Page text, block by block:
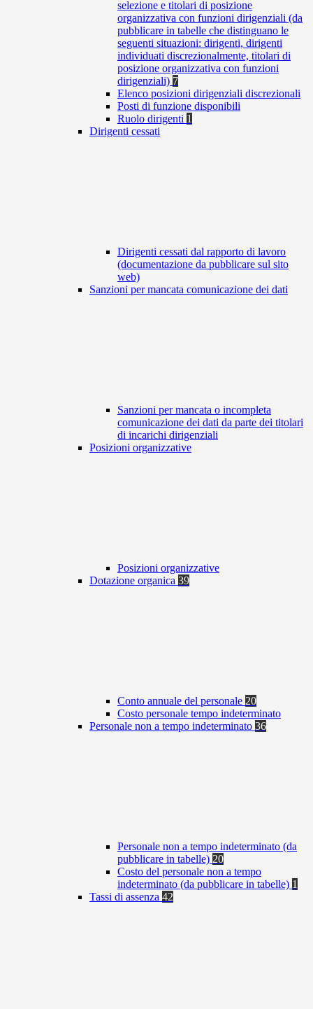
selezione e titolari di posizione
organizzativa con funzioni dirigenziali (da
pubblicare in tabelle che distinguano le
seguenti situazioni: dirigenti, dirigenti
individuati discrezionalmente, titolari di
posizione organizzativa con funzioni
dirigenziali) 7
Elenco posizioni dirigenziali discrezionali
Posti di funzione disponibili
Ruolo dirigenti 1
Dirigenti cessati
Dirigenti cessati dal rapporto di lavoro
(documentazione da pubblicare sul sito
web)
Sanzioni per mancata comunicazione dei dati
Sanzioni per mancata o incompleta
comunicazione dei dati da parte dei titolari
di incarichi dirigenziali
Posizioni organizzative
Posizioni organizzative
Dotazione organica 39
Conto annuale del personale 20
Costo personale tempo indeterminato
Personale non a tempo indeterminato 36
Personale non a tempo indeterminato (da
pubblicare in tabelle) 20
Costo del personale non a tempo
indeterminato (da pubblicare in tabelle) 1
Tassi di assenza 42